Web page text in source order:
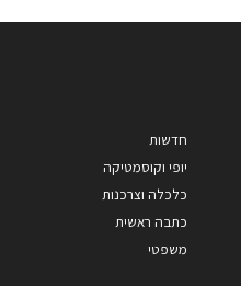
חדשות
יופי וקוסמטיקה
כלכלה וצרכנות
כתבה ראשית
משפטי